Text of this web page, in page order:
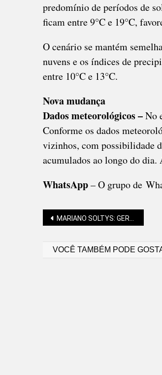
predomínio de períodos de
ficam entre 9°C e 19°C,
O cenário se mantém
nuvens e os índices de
entre 10°C e 13°C.
Nova mudança
Dados meteorológicos –No
Conforme os dados
vizinhos, com possibilidade
acumulados ao longo do dia.
WhatsApp– O grupo de
MARIANO SOLTYS: GERALMENTE A PÓS-VERDADE SE SOMA A ACHISMOS
VOCÊ TAMBÉM PODE